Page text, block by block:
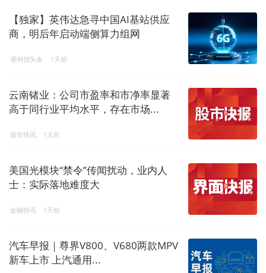
【独家】英伟达急寻中国AI基站供应
商，明后年启动端侧算力组网
硬科技头条 1天前
云南锗业：公司市盈率和市净率显著
高于同行业平均水平，存在市场...
股市快讯 1天前
美国光模块“禁令”传闻扰动，业内人
士：实际落地难度大
金融快讯 1天前
汽车早报｜尊界V800、V680两款MPV
新车上市 上汽通用...